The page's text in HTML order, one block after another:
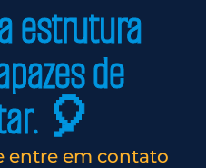
estrutura
de
🎈
entre em contato